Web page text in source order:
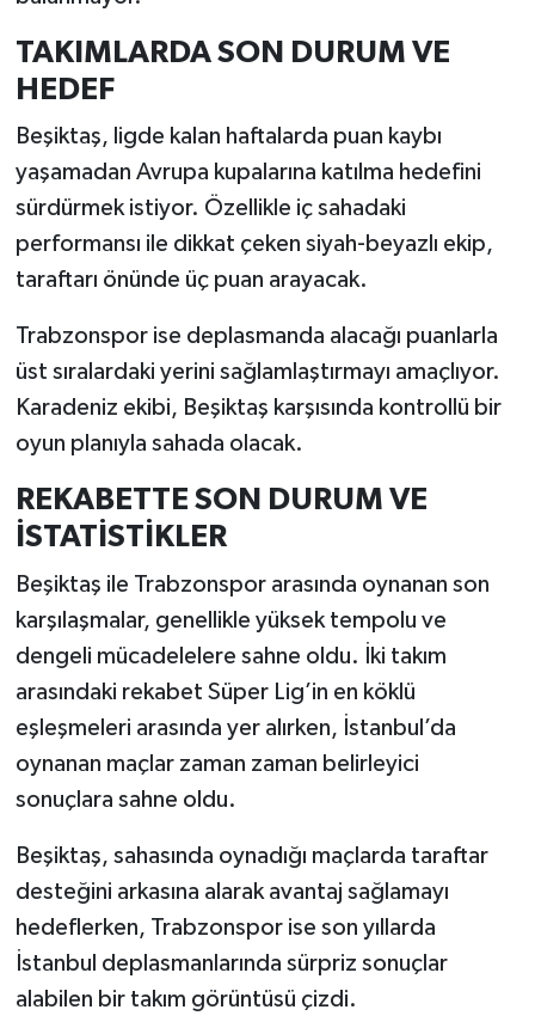
TAKIMLARDA SON DURUM VE
HEDEF
Beşiktaş, ligde kalan haftalarda puan kaybı
yaşamadan Avrupa kupalarına katılma hedefini
sürdürmek istiyor. Özellikle iç sahadaki
performansı ile dikkat çeken siyah-beyazlı ekip,
taraftarı önünde üç puan arayacak.
Trabzonspor ise deplasmanda alacağı puanlarla
üst sıralardaki yerini sağlamlaştırmayı amaçlıyor.
Karadeniz ekibi, Beşiktaş karşısında kontrollü bir
oyun planıyla sahada olacak.
REKABETTE SON DURUM VE
İSTATİSTİKLER
Beşiktaş ile Trabzonspor arasında oynanan son
karşılaşmalar, genellikle yüksek tempolu ve
dengeli mücadelelere sahne oldu. İki takım
arasındaki rekabet Süper Lig’in en köklü
eşleşmeleri arasında yer alırken, İstanbul’da
oynanan maçlar zaman zaman belirleyici
sonuçlara sahne oldu.
Beşiktaş, sahasında oynadığı maçlarda taraftar
desteğini arkasına alarak avantaj sağlamayı
hedeflerken, Trabzonspor ise son yıllarda
İstanbul deplasmanlarında sürpriz sonuçlar
alabilen bir takım görüntüsü çizdi.